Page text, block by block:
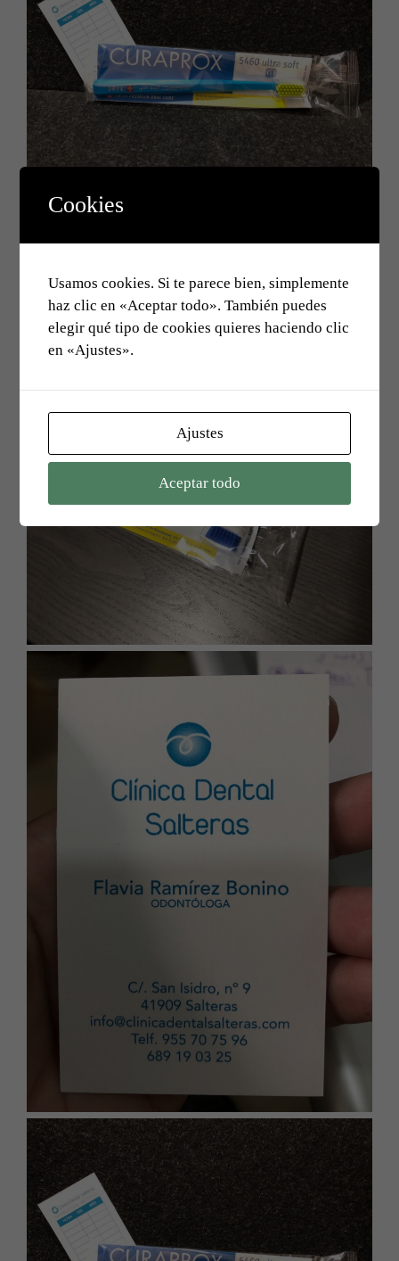
Cookies
Usamos cookies. Si te parece bien, simplemente
haz clic en «Aceptar todo». También puedes
elegir qué tipo de cookies quieres haciendo clic
en «Ajustes».
Ajustes
Aceptar todo